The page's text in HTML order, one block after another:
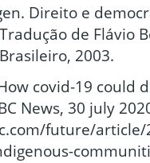
Direito e
de Flávio
2003.
covid-19 could
News, 30 july
future/article/